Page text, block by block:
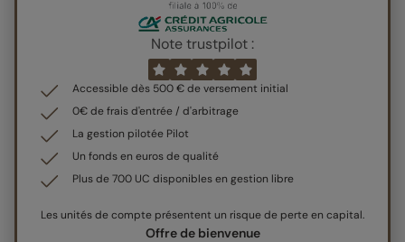
Note trustpilot :
Accessible dès 500 € de versement initial
0€ de frais d'entrée / d'arbitrage
La gestion pilotée Pilot
Un fonds en euros de qualité
Plus de 700 UC disponibles en gestion libre
Les unités de compte présentent un risque de perte en capital.
Offre de bienvenue